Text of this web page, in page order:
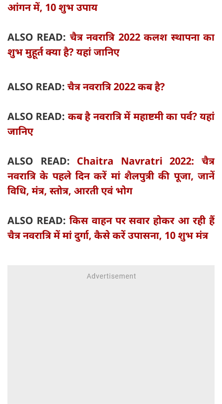
आंगन में, 10 शुभ उपाय
ALSO READ: चैत्र नवरात्रि 2022 कलश स्थापना का
शुभ मुहूर्त क्या है? यहां जानिए
ALSO READ: चैत्र नवरात्रि 2022 कब है?
ALSO READ: कब है नवरात्रि में महाष्टमी का पर्व? यहां
जानिए
ALSO READ: Chaitra Navratri 2022: चैत्र
नवरात्रि के पहले दिन करें मां शैलपुत्री की पूजा, जानें
विधि, मंत्र, स्तोत्र, आरती एवं भोग
ALSO READ: किस वाहन पर सवार होकर आ रही हैं
चैत्र नवरात्रि में मां दुर्गा, कैसे करें उपासना, 10 शुभ मंत्र